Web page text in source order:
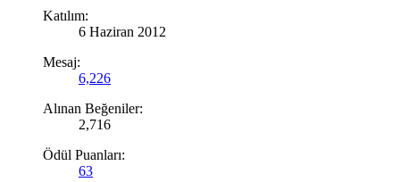
Katılım:
6 Haziran 2012
Mesaj:
6,226
Alınan Beğeniler:
2,716
Ödül Puanları:
63